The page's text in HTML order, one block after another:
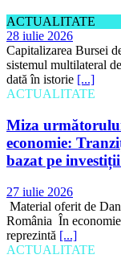
ACTUALITATE
28 iulie 2026
Capitalizarea Bursei
sistemul multilateral
dată în istorie [...]
ACTUALITATE
Miza
economie:
bazat pe investiții
27 iulie 2026
Material oferit de
România În
reprezintă [...]
ACTUALITATE